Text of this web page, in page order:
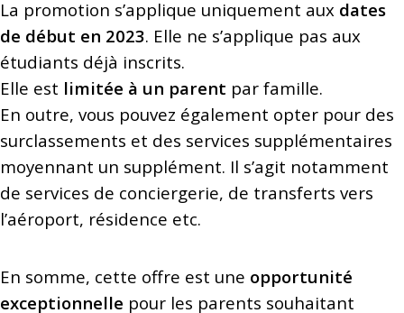
La promotion s’applique uniquement aux dates
de début en 2023. Elle ne s’applique pas aux
étudiants déjà inscrits.
Elle est limitée à un parent par famille.
En outre, vous pouvez également opter pour des
surclassements et des services supplémentaires
moyennant un supplément. Il s’agit notamment
de services de conciergerie, de transferts vers
l’aéroport, résidence etc.
En somme, cette offre est une opportunité
exceptionnelle pour les parents souhaitant